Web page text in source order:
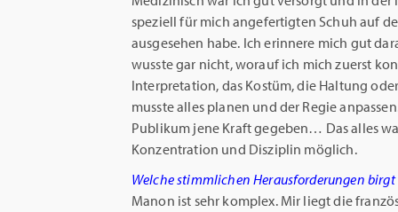
speziell für mich angefertigten Schuh auf
ausgesehen habe. Ich erinnere mich gut
wusste gar nicht, worauf ich mich zuerst
Interpretation, das Kostüm, die Haltung
musste alles planen und der Regie
Publikum jene Kraft gegeben… Das alles
Konzentration und Disziplin möglich.
Welche stimmlichen Herausforderungen birgt
Manon ist sehr komplex. Mir liegt die